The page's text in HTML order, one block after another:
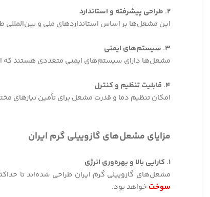
۲. طراحی پیشرفته و استاندارد
این مشعل‌ها بر اساس استانداردهای ملی و بین‌المللی
۳. سیستم‌های ایمنی
مشعل‌ها دارای سیستم‌های ایمنی متعددی هستند که از
۴. قابلیت تنظیم و کنترل
امکان تنظیم دما و قدرت مشعل برایتأمین نیازهای
مزایای مشعل‌های گازوییلی گرم ایران
۱. کارایی بالا و بهره‌وری انرژی
مشعل‌های گازوییلی گرم ایران طراحی شده‌اند تا
سوخت خواهد بود.